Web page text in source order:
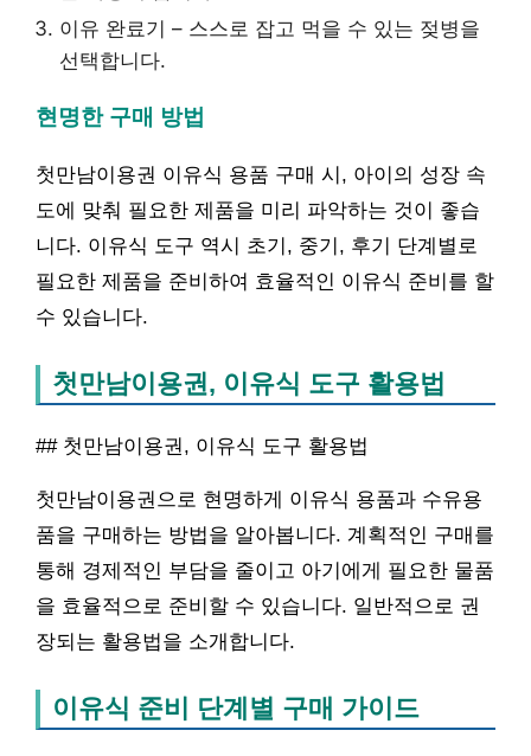
이유 완료기 – 스스로 잡고 먹을 수 있는 젖병을
선택합니다.
현명한 구매 방법
첫만남이용권 이유식 용품 구매 시, 아이의 성장 속
도에 맞춰 필요한 제품을 미리 파악하는 것이 좋습
니다. 이유식 도구 역시 초기, 중기, 후기 단계별로
필요한 제품을 준비하여 효율적인 이유식 준비를 할
수 있습니다.
첫만남이용권, 이유식 도구 활용법
## 첫만남이용권, 이유식 도구 활용법
첫만남이용권으로 현명하게 이유식 용품과 수유용
품을 구매하는 방법을 알아봅니다. 계획적인 구매를
통해 경제적인 부담을 줄이고 아기에게 필요한 물품
을 효율적으로 준비할 수 있습니다. 일반적으로 권
장되는 활용법을 소개합니다.
이유식 준비 단계별 구매 가이드